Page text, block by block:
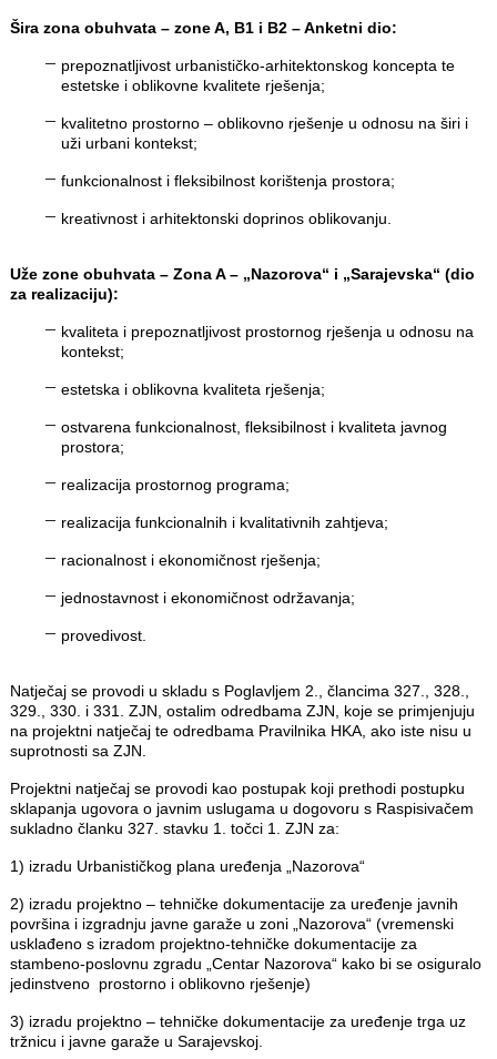
Šira zona obuhvata – zone A, B1 i B2 – Anketni dio:
prepoznatljivost urbanističko-arhitektonskog koncepta te
estetske i oblikovne kvalitete rješenja;
kvalitetno prostorno – oblikovno rješenje u odnosu na širi i
uži urbani kontekst;
funkcionalnost i fleksibilnost korištenja prostora;
kreativnost i arhitektonski doprinos oblikovanju.
Uže zone obuhvata – Zona A – „Nazorova“ i „Sarajevska“ (dio
za realizaciju):
kvaliteta i prepoznatljivost prostornog rješenja u odnosu na
kontekst;
estetska i oblikovna kvaliteta rješenja;
ostvarena funkcionalnost, fleksibilnost i kvaliteta javnog
prostora;
realizacija prostornog programa;
realizacija funkcionalnih i kvalitativnih zahtjeva;
racionalnost i ekonomičnost rješenja;
jednostavnost i ekonomičnost održavanja;
provedivost.
Natječaj se provodi u skladu s Poglavljem 2., člancima 327., 328.,
329., 330. i 331. ZJN, ostalim odredbama ZJN, koje se primjenjuju
na projektni natječaj te odredbama Pravilnika HKA, ako iste nisu u
suprotnosti sa ZJN.
Projektni natječaj se provodi kao postupak koji prethodi postupku
sklapanja ugovora o javnim uslugama u dogovoru s Raspisivačem
sukladno članku 327. stavku 1. točci 1. ZJN za:
1) izradu Urbanističkog plana uređenja „Nazorova“
2) izradu projektno – tehničke dokumentacije za uređenje javnih
površina i izgradnju javne garaže u zoni „Nazorova“ (vremenski
usklađeno s izradom projektno-tehničke dokumentacije za
stambeno-poslovnu zgradu „Centar Nazorova“ kako bi se osiguralo
jedinstveno prostorno i oblikovno rješenje)
3) izradu projektno – tehničke dokumentacije za uređenje trga uz
tržnicu i javne garaže u Sarajevskoj.